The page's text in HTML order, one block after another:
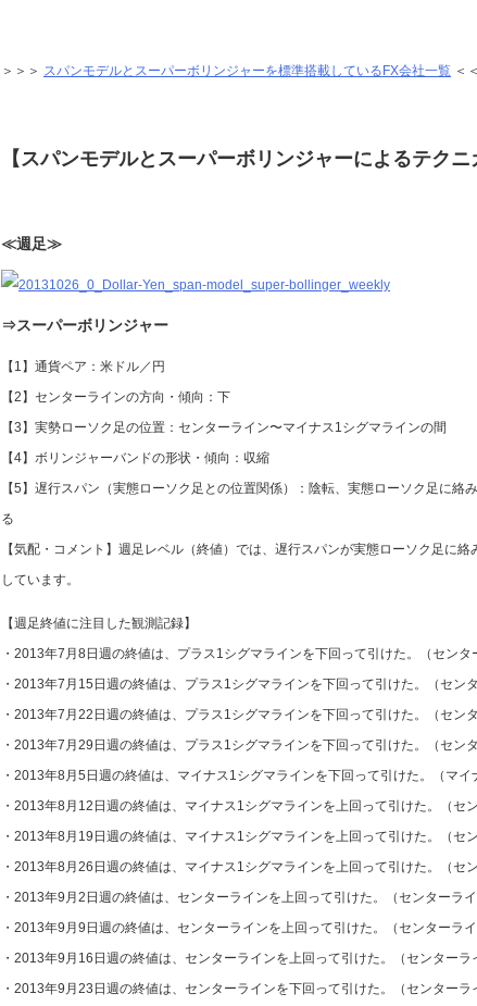
＞＞＞ スパンモデルとスーパーボリンジャーを標準搭載しているFX会社一覧 ＜
【スパンモデルとスーパーボリンジャーによるテク
≪週足≫
⇒スーパーボリンジャー
【1】通貨ペア：米ドル／円
【2】センターラインの方向・傾向：下
【3】実勢ローソク足の位置：センターライン〜マイナス1シグマラインの間
【4】ボリンジャーバンドの形状・傾向：収縮
【5】遅行スパン（実態ローソク足との位置関係）：陰転、実態ローソク足に
る
【気配・コメント】週足レベル（終値）では、遅行スパンが実態ローソク足に
しています。
【週足終値に注目した観測記録】
・2013年7月8日週の終値は、プラス1シグマラインを下回って引けた。（セン
・2013年7月15日週の終値は、プラス1シグマラインを下回って引けた。（セン
・2013年7月22日週の終値は、プラス1シグマラインを下回って引けた。（セン
・2013年7月29日週の終値は、プラス1シグマラインを下回って引けた。（セン
・2013年8月5日週の終値は、マイナス1シグマラインを下回って引けた。（マ
・2013年8月12日週の終値は、マイナス1シグマラインを上回って引けた。（セ
・2013年8月19日週の終値は、マイナス1シグマラインを上回って引けた。（セ
・2013年8月26日週の終値は、マイナス1シグマラインを上回って引けた。（セ
・2013年9月2日週の終値は、センターラインを上回って引けた。（センターラ
・2013年9月9日週の終値は、センターラインを上回って引けた。（センターラ
・2013年9月16日週の終値は、センターラインを上回って引けた。（センター
・2013年9月23日週の終値は、センターラインを下回って引けた。（センター